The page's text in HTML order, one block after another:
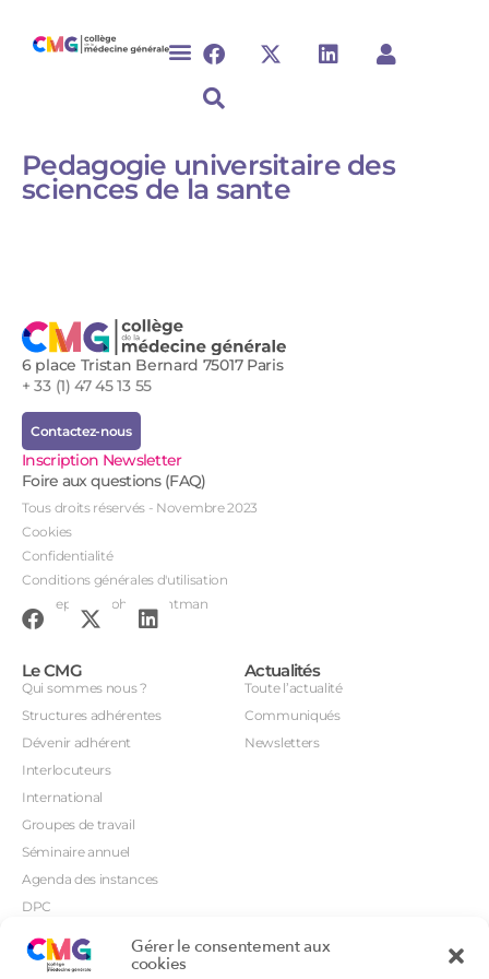
Gérer le consentement aux
cookies
Pedagogie universitaire des
sciences de la sante
6 place Tristan Bernard 75017 Paris
+ 33 (1) 47 45 13 55
Contactez-nous
Inscription Newsletter
Foire aux questions (FAQ)
Tous droits réservés - Novembre 2023
Cookies
Confidentialité
Conditions générales d'utilisation
Conception : John Brightman
Le CMG
Qui sommes nous ?
Structures adhérentes
Dévenir adhérent
Interlocuteurs
International
Groupes de travail
Séminaire annuel
Agenda des instances
DPC
Orientations prioritaires
Actualités
Toute l’actualité
Communiqués
Newsletters